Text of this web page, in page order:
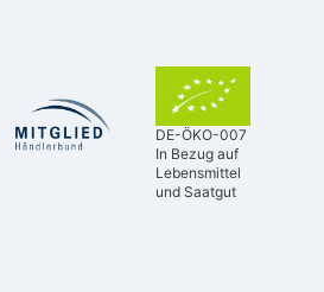
DE-ÖKO-007
In Bezug auf
Lebensmittel
und Saatgut